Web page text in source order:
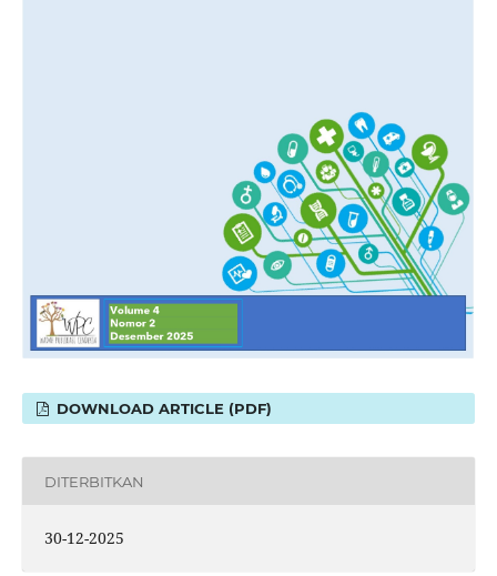
DOWNLOAD ARTICLE (PDF)
DITERBITKAN
30-12-2025